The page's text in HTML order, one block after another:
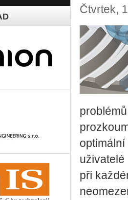
Čtvrtek,
uživatelé
při